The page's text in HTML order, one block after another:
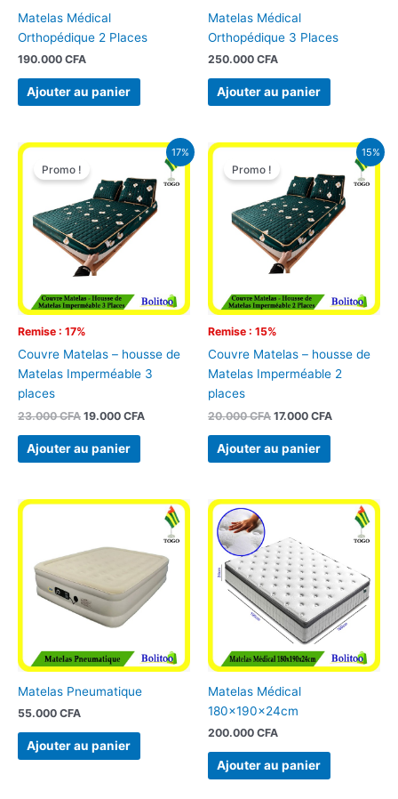
Matelas Médical
Orthopédique 2 Places
190.000 CFA
Ajouter au panier
Matelas Médical
Orthopédique 3 Places
250.000 CFA
Ajouter au panier
17%
Remise : 17%
Promo !
Couvre Matelas – housse de
Matelas Imperméable 3
places
23.000CFA
Le
initial
était :
23.000 CFA.
19.000 CFA
Le
actuel
est :
19.000 CFA.
Ajouter au panier
15%
Remise : 15%
Promo !
Couvre Matelas – housse de
Matelas Imperméable 2
places
20.000CFA
Le
initial
était :
20.000 CFA.
17.000 CFA
Le
actuel
est :
17.000 CFA.
Ajouter au panier
Matelas Pneumatique
55.000 CFA
Ajouter au panier
Matelas Médical
180x190x24cm
200.000 CFA
Ajouter au panier